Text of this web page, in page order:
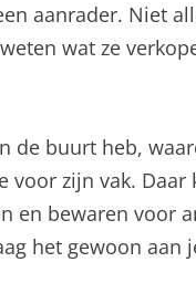
aanrader. Niet
wat ze
de buurt heb,
voor zijn vak.
en bewaren voor
het gewoon aan